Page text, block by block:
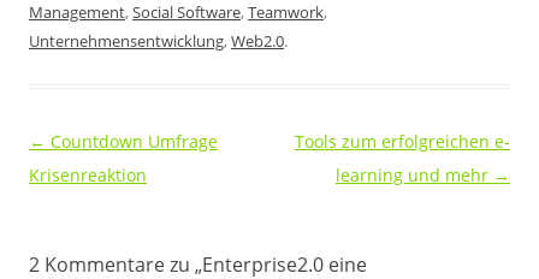
Management,Social Software,Teamwork,
Unternehmensentwicklung,Web2.0.
Beitragsnavigation
← Countdown Umfrage
Krisenreaktion
Tools zum erfolgreichen e-
learning und mehr →
2 Kommentare zu „Enterprise2.0 eine